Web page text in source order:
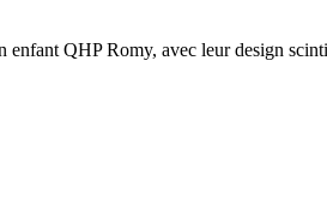
enfant QHP Romy, avec leur design